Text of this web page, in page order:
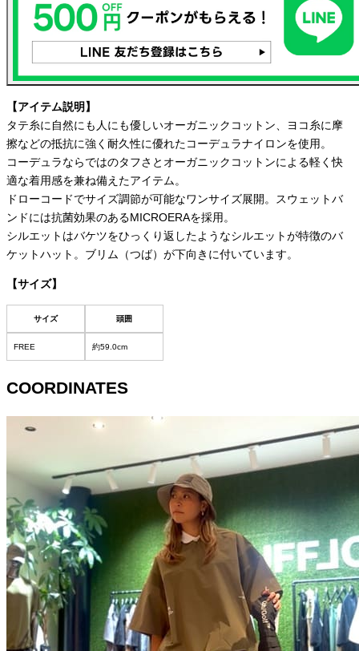
【アイテム説明】
タテ糸に自然にも人にも優しいオーガニックコットン、ヨコ糸に摩
擦などの抵抗に強く耐久性に優れたコーデュラナイロンを使用。
コーデュラならではのタフさとオーガニックコットンによる軽く快
適な着用感を兼ね備えたアイテム。
ドローコードでサイズ調節が可能なワンサイズ展開。スウェットバ
ンドには抗菌効果のあるMICROERAを採用。
シルエットはバケツをひっくり返したようなシルエットが特徴のバ
ケットハット。ブリム（つば）が下向きに付いています。
【サイズ】
サイズ 頭囲
FREE 約59.0cm
COORDINATES